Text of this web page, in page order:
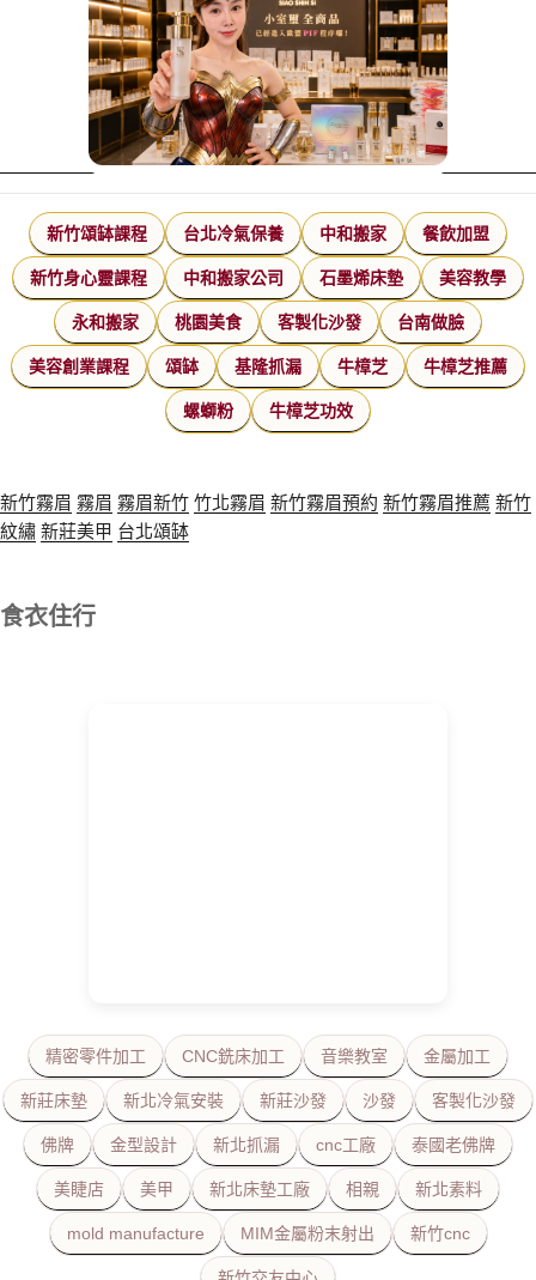
新竹頌缽課程 台北冷氣保養 中和搬家 餐飲加盟
新竹身心靈課程 中和搬家公司 石墨烯床墊 美容教學
永和搬家 桃園美食 客製化沙發 台南做臉
美容創業課程 頌缽 基隆抓漏 牛樟芝 牛樟芝推薦
螺螄粉 牛樟芝功效
新竹霧眉 霧眉 霧眉新竹竹北霧眉 新竹霧眉預約 新竹霧眉推薦 新竹
紋繡新莊美甲 台北頌缽
食衣住行
精密零件加工 CNC銑床加工 音樂教室 金屬加工
新莊床墊 新北冷氣安裝 新莊沙發 沙發 客製化沙發
佛牌 金型設計 新北抓漏 cnc工廠 泰國老佛牌
美睫店 美甲 新北床墊工廠 相親 新北素料
mold manufacture MIM金屬粉末射出 新竹cnc